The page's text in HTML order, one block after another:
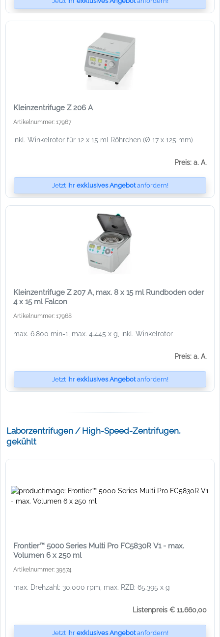
Kleinzentrifuge Z 206 A
Artikelnummer: 17967
inkl. Winkelrotor für 12 x 15 ml Röhrchen (Ø 17 x 125 mm)
Preis: a. A.
Jetzt Ihr exklusives Angebotanfordern!
Kleinzentrifuge Z 207 A, max. 8 x 15 ml Rundboden oder
4 x 15 ml Falcon
Artikelnummer: 17968
max. 6.800 min-1, max. 4.445 x g, inkl. Winkelrotor
Preis: a. A.
Jetzt Ihr exklusives Angebotanfordern!
Laborzentrifugen / High-Speed-Zentrifugen,
gekühlt
Frontier™ 5000 Series Multi Pro FC5830R V1 - max.
Volumen 6 x 250 ml
Artikelnummer: 39574
max. Drehzahl: 30.000 rpm, max. RZB: 65.395 x g
Listenpreis € 11.660,00
Jetzt Ihr exklusives Angebotanfordern!